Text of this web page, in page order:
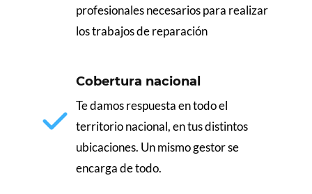
profesionales necesarios para realizar
los trabajos de reparación
Cobertura nacional
Te damos respuesta en todo el
territorio nacional, en tus distintos
ubicaciones. Un mismo gestor se
encarga de todo.